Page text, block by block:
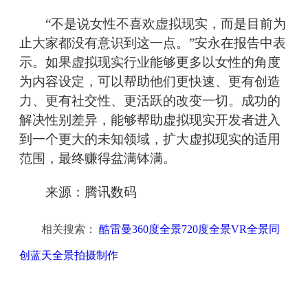
“不是说女性不喜欢虚拟现实，而是目前为
止大家都没有意识到这一点。”安永在报告中表
示。如果虚拟现实行业能够更多以女性的角度
为内容设定，可以帮助他们更快速、更有创造
力、更有社交性、更活跃的改变一切。成功的
解决性别差异，能够帮助虚拟现实开发者进入
到一个更大的未知领域，扩大虚拟现实的适用
范围，最终赚得盆满钵满。
来源：腾讯数码
相关搜索： 酷雷曼360度全景720度全景VR全景同
创蓝天全景拍摄制作